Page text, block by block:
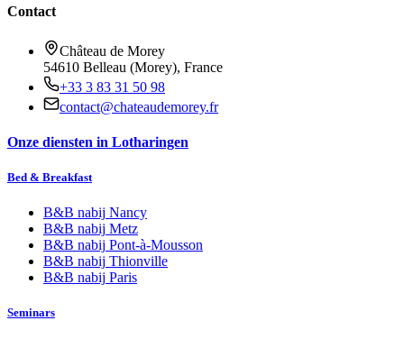
Contact
Château de Morey
54610 Belleau (Morey), France
+33 3 83 31 50 98
contact@chateaudemorey.fr
Onze diensten in Lotharingen
Bed & Breakfast
B&B nabij Nancy
B&B nabij Metz
B&B nabij Pont-à-Mousson
B&B nabij Thionville
B&B nabij Paris
Seminars